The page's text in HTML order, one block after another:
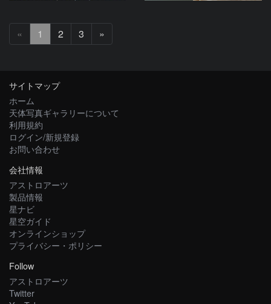
« 1 2 3 »
へ
サイトマップ
ホーム
天体写真ギャラリーについて
利用規約
ログイン/新規登録
お問い合わせ
会社情報
アストロアーツ
製品情報
星ナビ
星空ガイド
オンラインショップ
プライバシー・ポリシー
Follow
アストロアーツ
Twitter